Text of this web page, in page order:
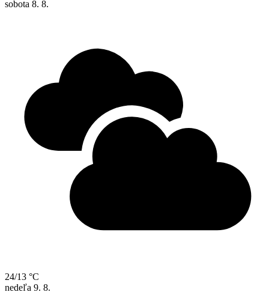
sobota 8. 8.
24/13 °C
nedeľa 9. 8.